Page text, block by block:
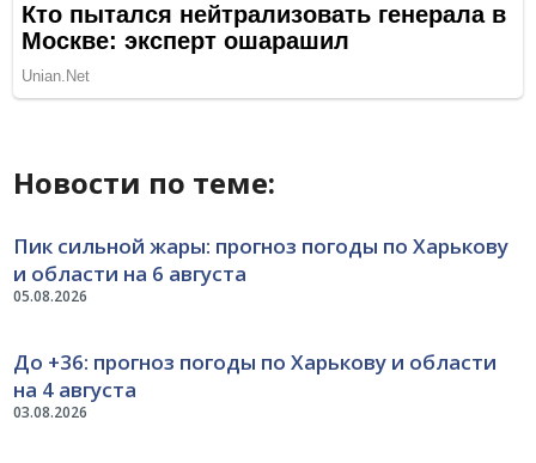
Новости по теме:
05.08.2026
Пик сильной жары: прогноз погоды по Харькову
и области на 6 августа
03.08.2026
До +36: прогноз погоды по Харькову и области
на 4 августа